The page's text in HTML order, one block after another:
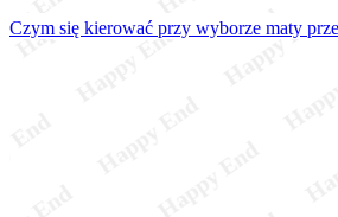
Czym się kierować przy wyborze maty